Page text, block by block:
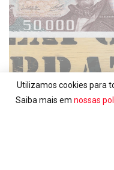
PESO ARGENTINO,
Utilizamos cookies para
Saiba mais em nossas